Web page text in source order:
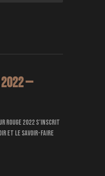
—
rouge 2022 s’inscrit
et le savoir-faire